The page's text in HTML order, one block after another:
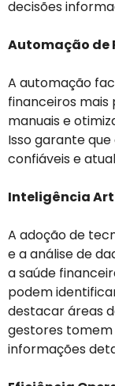
decisões
Automação de
A automação
financeiros mais
manuais e
Isso garante
confiáveis e
Inteligência
A adoção de
e a análise de
a saúde
podem
destacar áreas
gestores
informações